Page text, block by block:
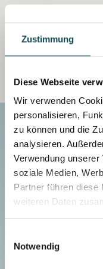
Zustimmung
Diese Webseite
Wir verwenden
personalisieren,
zu können und die
analysieren.
Verwendung
soziale Medien,
Partner führen diese
weiteren Daten
Notwendig
Die
durch ihre
von über